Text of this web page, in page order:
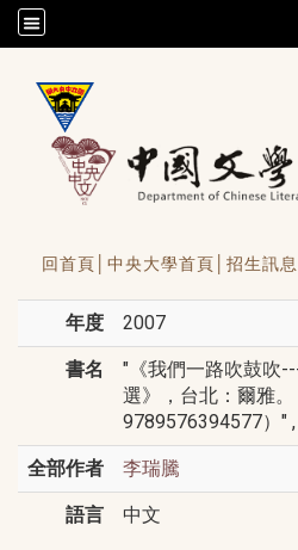
/accesskey"" title="Toolbar">:::
回首頁│ 中央大學首頁│ 招生訊息
年度 2007
書名
"《我們一路吹鼓吹
選》，台北：爾雅。
9789576394577）"
全部作者 李瑞騰
語言 中文